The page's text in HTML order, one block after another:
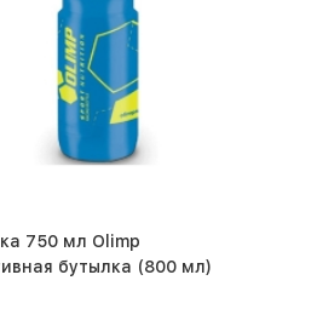
750 мл Olimp
Спортивная бутылка (800 мл)